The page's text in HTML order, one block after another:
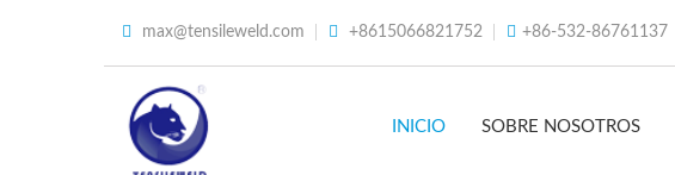
max@tensileweld.com +8615066821752 +86-532-86761137
INICIO SOBRE NOSOTROS